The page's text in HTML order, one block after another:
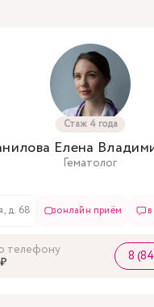
Стаж 4 года
Елена
Гематолог
д. 68 онлайн приём
телефону
8